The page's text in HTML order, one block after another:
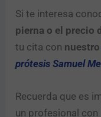
Si te interesa
pierna o el precio
tu cita con
prótesis Samuel
Recuerda que es
un profesional